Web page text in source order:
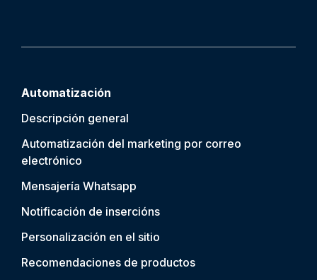
Automatización
Descripción general
Automatización del marketing por correo
electrónico
Mensajería Whatsapp
Notificación de insercións
Personalización en el sitio
Recomendaciones de productos